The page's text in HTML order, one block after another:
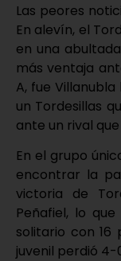
Las peores
En alevín, el
en una
más ventaja
A, fue
un Tordesillas
ante un rival
En el grupo
encontrar la
victoria de
Peñafiel, lo
solitario con 16
juvenil perdió 4-